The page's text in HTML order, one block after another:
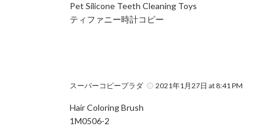
Pet Silicone Teeth Cleaning Toys
ティファニー時計コピー
スーパーコピープラダ 2021年1月27日 at 8:41 PM
Hair Coloring Brush
1M0506-2